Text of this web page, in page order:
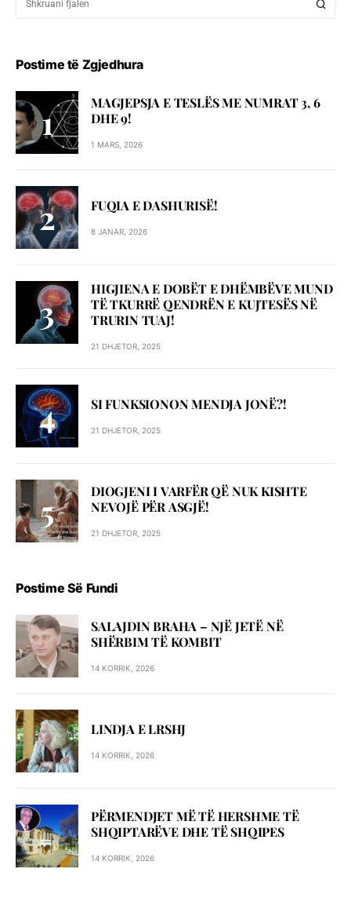
Postime të Zgjedhura
MAGJEPSJA E TESLËS ME NUMRAT 3, 6
DHE 9!
1 MARS, 2026
FUQIA E DASHURISË!
8 JANAR, 2026
HIGJIENA E DOBËT E DHËMBËVE MUND
TË TKURRË QENDRËN E KUJTESËS NË
TRURIN TUAJ!
21 DHJETOR, 2025
SI FUNKSIONON MENDJA JONË?!
21 DHJETOR, 2025
DIOGJENI I VARFËR QË NUK KISHTE
NEVOJË PËR ASGJË!
21 DHJETOR, 2025
Postime Së Fundi
SALAJDIN BRAHA – NJЁ JETЁ NЁ
SHЁRBIM TЁ KOMBIT
14 KORRIK, 2026
LINDJA E LRSHJ
14 KORRIK, 2026
PËRMENDJET MË TË HERSHME TË
SHQIPTARËVE DHE TË SHQIPES
14 KORRIK, 2026